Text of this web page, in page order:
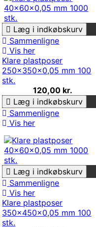
Læg i indkøbskurv
Sammenligne
Vis her
Klare plastposer
250x350x0,05 mm 100
stk.
120,00 kr.
Læg i indkøbskurv
Sammenligne
Vis her
Læg i indkøbskurv
Sammenligne
Vis her
Klare plastposer
350x450x0,05 mm 100
stk.